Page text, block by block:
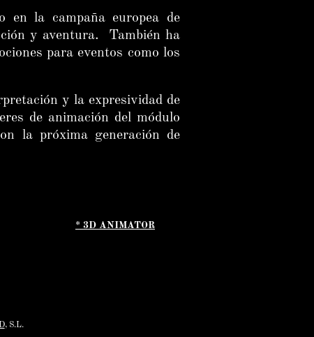
en la campaña europea de
y aventura. También ha
para eventos como los
y la expresividad de
de animación del módulo
la próxima generación de
* 3D ANIMATOR
, S.L.